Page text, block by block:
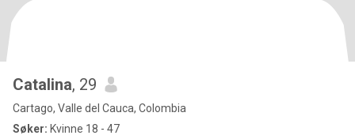
Catalina, 29
Cartago, Valle del Cauca, Colombia
Søker: Kvinne 18 - 47